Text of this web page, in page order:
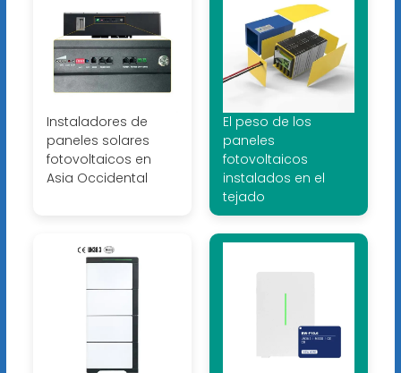
Instaladores de
paneles solares
fotovoltaicos en
Asia Occidental
El peso de los
paneles
fotovoltaicos
instalados en el
tejado